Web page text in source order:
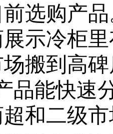
选购产
示冷柜
搬到高
品能快速
和二级